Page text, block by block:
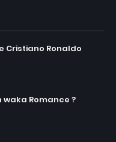
Cristiano Ronaldo
waka Romance ?